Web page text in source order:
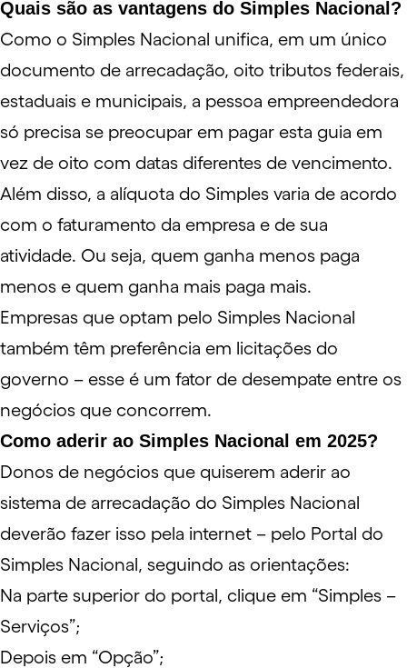
Quais são as vantagens do Simples Nacional?
Como o Simples Nacional unifica, em um único
documento de arrecadação, oito tributos federais,
estaduais e municipais, a pessoa empreendedora
só precisa se preocupar em pagar esta guia em
vez de oito com datas diferentes de vencimento.
Além disso, a alíquota do Simples varia de acordo
com o faturamento da empresa e de sua
atividade. Ou seja, quem ganha menos paga
menos e quem ganha mais paga mais.
Empresas que optam pelo Simples Nacional
também têm preferência em licitações do
governo – esse é um fator de desempate entre os
negócios que concorrem.
Como aderir ao Simples Nacional em 2025?
Donos de negócios que quiserem aderir ao
sistema de arrecadação do Simples Nacional
deverão fazer isso pela internet – pelo Portal do
Simples Nacional, seguindo as orientações:
Na parte superior do portal, clique em “Simples –
Serviços”;
Depois em “Opção”;